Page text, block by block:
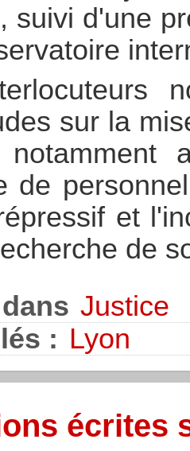
suivi d'une
sur la
de
et
de
Justice
: Lyon
écrites